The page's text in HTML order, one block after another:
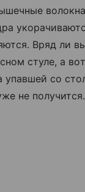
Вряд ли
стуле, а
упавшей со
не получится.